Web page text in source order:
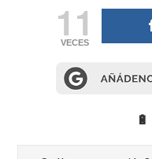
11
VECES
🔋